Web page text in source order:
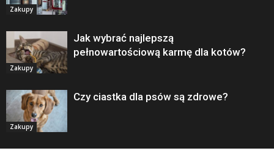
Zakupy
Zakupy
Jak wybrać najlepszą
pełnowartościową karmę dla kotów?
Zakupy
Czy ciastka dla psów są zdrowe?